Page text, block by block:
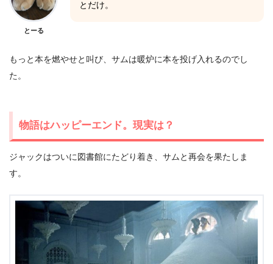
とーる
とだけ。
もっと本を燃やせと叫び、サムは暖炉に本を投げ入れるのでし
た。
物語はハッピーエンド。現実は？
ジャックはついに図書館にたどり着き、サムと再会を果たしま
す。